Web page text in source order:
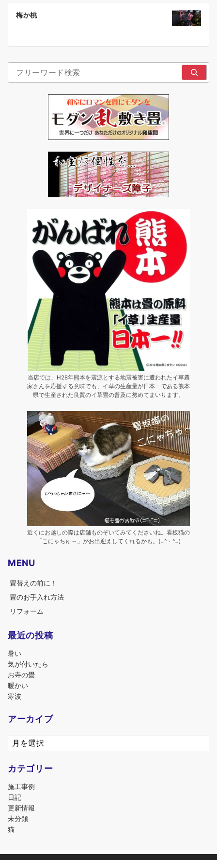
ン
梅か桃
当店では、H28年熊本を震源とする地震被害に遭われたイ草農
家さんを応援する意味でも、イ草の生産量が日本一である熊本
県で生産された良質のイ草畳の普及に努めてまいります。
近くにお越しの際は店舗ものぞいてみてくださいね。看板猫の
「こにゃちゅ～」がお出迎えしてくれるかも。(=^・^=)
MENU
畳替えの前に！
畳のお手入れ方法
リフォーム
最近の投稿
暑い
気が付いたら
お寺の畳
暖かい
寒波
アーカイブ
ア
ー
イ
カテゴリー
施工事例
日記
更新情報
未分類
猫